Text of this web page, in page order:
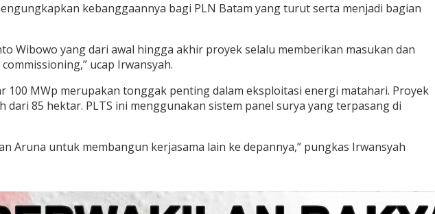
kebanggaannya bagi PLN Batam yang turut serta menjadi bagian
Wibowo yang dari awal hingga akhir proyek selalu memberikan masukan dan
ucap Irwansyah.
MWp merupakan tonggak penting dalam eksploitasi energi matahari. Proyek
85 hektar. PLTS ini menggunakan sistem panel surya yang terpasang di
Aruna untuk membangun kerjasama lain ke depannya,” pungkas Irwansyah